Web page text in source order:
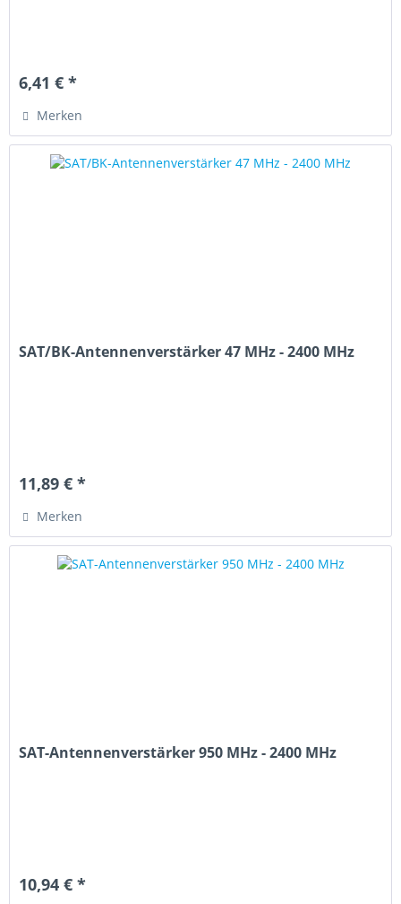
6,41 € *
Merken
SAT/BK-Antennenverstärker 47 MHz - 2400 MHz
11,89 € *
Merken
SAT-Antennenverstärker 950 MHz - 2400 MHz
10,94 € *